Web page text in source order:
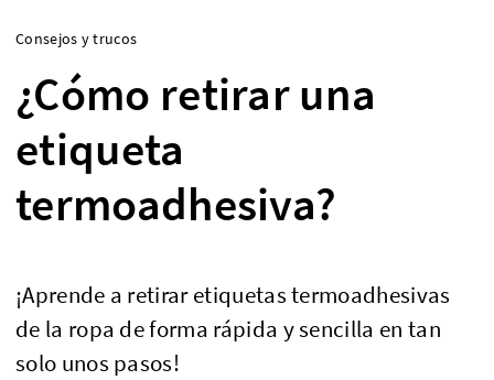
Consejos y trucos
¿Cómo retirar una
etiqueta
termoadhesiva?
¡Aprende a retirar etiquetas termoadhesivas
de la ropa de forma rápida y sencilla en tan
solo unos pasos!